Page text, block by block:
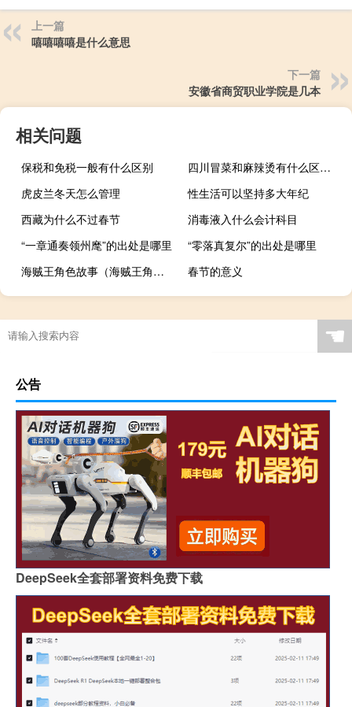
上一篇
嘻嘻嘻嘻是什么意思
下一篇
安徽省商贸职业学院是几本
相关问题
保税和免税一般有什么区别
四川冒菜和麻辣烫有什么区别（冒菜和麻辣烫有什么区别）
虎皮兰冬天怎么管理
性生活可以坚持多大年纪
西藏为什么不过春节
消毒液入什么会计科目
“一章通奏领州麾”的出处是哪里
“零落真复尔”的出处是哪里
海贼王角色故事（海贼王角色）
春节的意义
☚
公告
DeepSeek全套部署资料免费下载